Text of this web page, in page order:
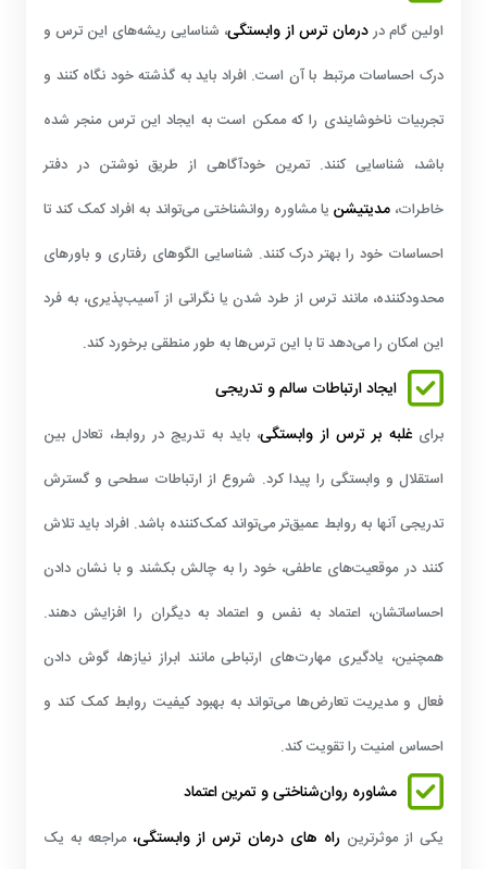
اولین گام دردرمان ترس از وابستگی، شناسایی ریشه‌های این ترس و
درک احساسات مرتبط با آن است. افراد باید به گذشته خود نگاه کنند و
تجربیات ناخوشایندی را که ممکن است به ایجاد این ترس منجر شده
باشد، شناسایی کنند. تمرین خودآگاهی از طریق نوشتن در دفتر
خاطرات،مدیتیشن یا مشاوره روانشناختی می‌تواند به افراد کمک کند تا
احساسات خود را بهتر درک کنند. شناسایی الگوهای رفتاری و باورهای
محدودکننده، مانند ترس از طرد شدن یا نگرانی از آسیب‌پذیری، به فرد
این امکان را می‌دهد تا با این ترس‌ها به طور منطقی برخورد کند.
ایجاد ارتباطات سالم و تدریجی
برای غلبه بر ترس از وابستگی، باید به تدریج در روابط، تعادل بین
استقلال و وابستگی را پیدا کرد. شروع از ارتباطات سطحی و گسترش
تدریجی آنها به روابط عمیق‌تر می‌تواند کمک‌کننده باشد. افراد باید تلاش
کنند در موقعیت‌های عاطفی، خود را به چالش بکشند و با نشان دادن
احساساتشان، اعتماد به نفس و اعتماد به دیگران را افزایش دهند.
همچنین، یادگیری مهارت‌های ارتباطی مانند ابراز نیازها، گوش دادن
فعال و مدیریت تعارض‌ها می‌تواند به بهبود کیفیت روابط کمک کند و
احساس امنیت را تقویت کند.
مشاوره روان‌شناختی و تمرین اعتماد
یکی از موثرترین راه های درمان ترس از وابستگی، مراجعه به یک